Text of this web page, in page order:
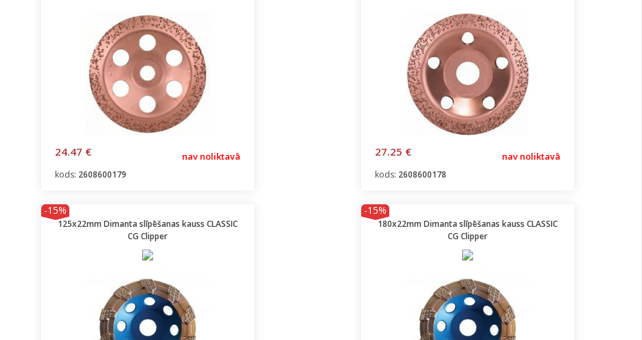
24.47 € nav noliktavā
kods: 2608600179
27.25 € nav noliktavā
kods: 2608600178
-15%
125x22mm Dimanta slīpēšanas kauss CLASSIC
CG Clipper
-15%
180x22mm Dimanta slīpēšanas kauss CLASSIC
CG Clipper